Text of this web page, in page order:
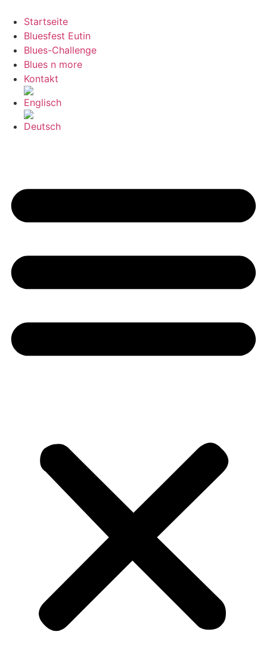
Inhalt
springen
Startseite
Bluesfest Eutin
Blues-Challenge
Blues n more
Kontakt